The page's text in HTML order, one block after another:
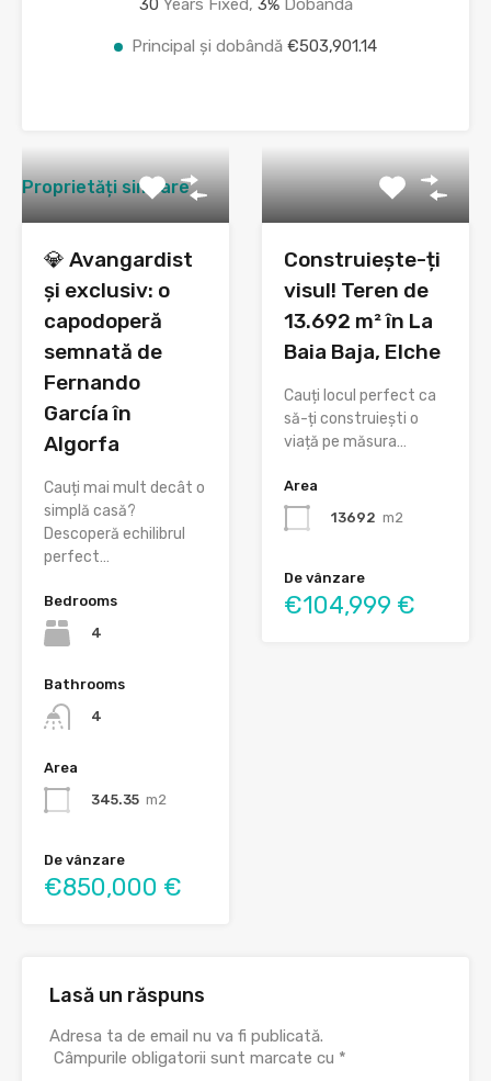
30 Years Fixed, 3%Dobândă
Principal și dobândă €503,901.14
Proprietăți similare
💎 Avangardist
și exclusiv: o
capodoperă
semnată de
Fernando
García în
Algorfa
Cauți mai mult decât o
simplă casă?
Descoperă echilibrul
perfect…
Bedrooms
4
Bathrooms
4
Area
345.35 m2
De vânzare
€850,000 €
Construiește-ți
visul! Teren de
13.692 m² în La
Baia Baja, Elche
Cauți locul perfect ca
să-ți construiești o
viață pe măsura…
Area
13692 m2
De vânzare
€104,999 €
Lasă un răspuns
Adresa ta de email nu va fi publicată.
Câmpurile obligatorii sunt marcate cu *